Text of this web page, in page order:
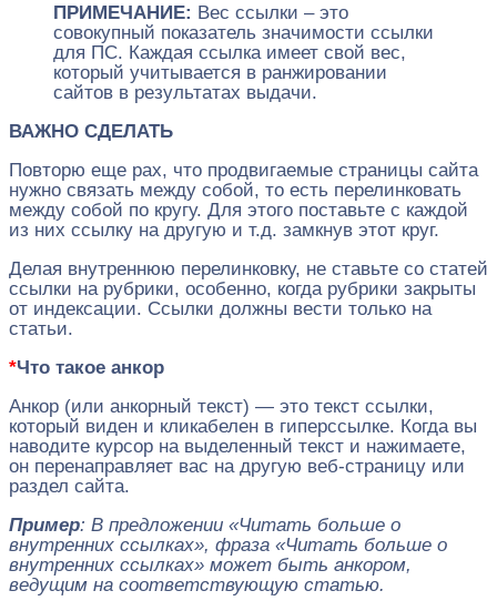
ПРИМЕЧАНИЕ: Вес ссылки – это
совокупный показатель значимости ссылки
для ПС. Каждая ссылка имеет свой вес,
который учитывается в ранжировании
сайтов в результатах выдачи.
ВАЖНО СДЕЛАТЬ
Повторю еще рах, что продвигаемые страницы сайта
нужно связать между собой, то есть перелинковать
между собой по кругу. Для этого поставьте с каждой
из них ссылку на другую и т.д. замкнув этот круг.
Делая внутреннюю перелинковку, не ставьте со статей
ссылки на рубрики, особенно, когда рубрики закрыты
от индексации. Ссылки должны вести только на
статьи.
*Что такое анкор
Анкор (или анкорный текст) — это текст ссылки,
который виден и кликабелен в гиперссылке. Когда вы
наводите курсор на выделенный текст и нажимаете,
он перенаправляет вас на другую веб-страницу или
раздел сайта.
Пример: В предложении «Читать больше о
внутренних ссылках», фраза «Читать больше о
внутренних ссылках» может быть анкором,
ведущим на соответствующую статью.